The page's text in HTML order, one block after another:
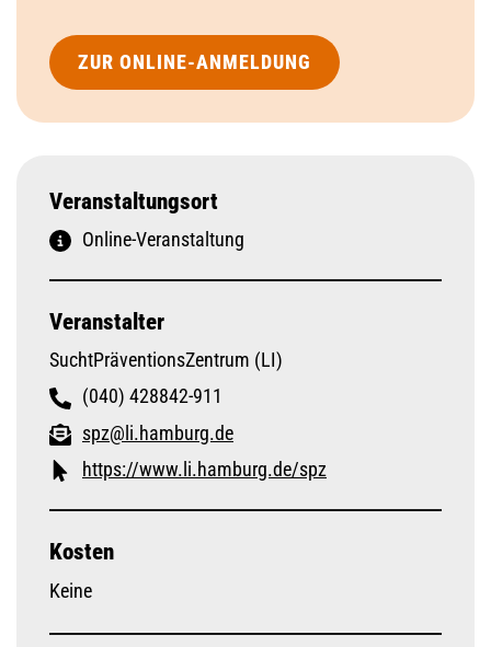
ZUR ONLINE-ANMELDUNG
Veranstaltungsort
Online-Veranstaltung
Veranstalter
SuchtPräventionsZentrum (LI)
(040) 428842-911
spz@li.hamburg.de
https://www.li.hamburg.de/spz
Kosten
Keine